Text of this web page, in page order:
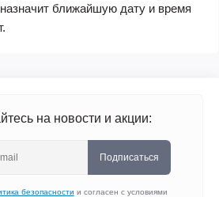
ближайшую дату и время
на новости и акции:
Подписаться
безопасности и согласен с условиями